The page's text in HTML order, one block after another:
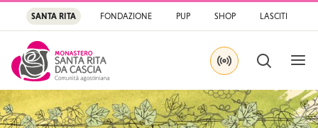
Santa Rita
Santuario di Santa
SANTA RITA FONDAZIONE PUP SHOP LASCITI
APRI
CERCA
IN DIRETTA SU